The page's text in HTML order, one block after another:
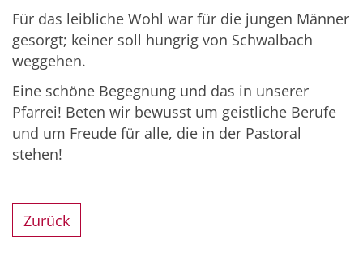
Für das leibliche Wohl war für die jungen Männer
gesorgt; keiner soll hungrig von Schwalbach
weggehen.
Eine schöne Begegnung und das in unserer
Pfarrei! Beten wir bewusst um geistliche Berufe
und um Freude für alle, die in der Pastoral
stehen!
Zurück